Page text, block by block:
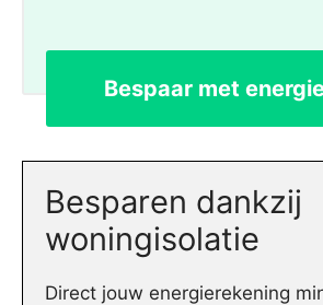
Bespaar met
Besparen dankzij
woningisolatie
Direct jouw energierekening